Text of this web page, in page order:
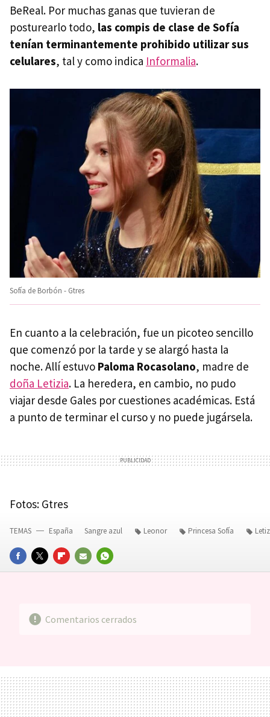
BeReal. Por muchas ganas que tuvieran de
posturearlo todo, las compis de clase de Sofía
tenían terminantemente prohibido utilizar sus
celulares, tal y como indica Informalia.
Sofía de Borbón - Gtres
En cuanto a la celebración, fue un picoteo sencillo
que comenzó por la tarde y se alargó hasta la
noche. Allí estuvo Paloma Rocasolano, madre de
doña Letizia. La heredera, en cambio, no pudo
viajar desde Gales por cuestiones académicas. Está
a punto de terminar el curso y no puede jugársela.
Fotos: Gtres
FACEBOOKTWITTERFLIPBOARD
E-
WHATSAPP
TEMAS España Sangre azul Leonor Princesa Sofía
Comentarios cerrados